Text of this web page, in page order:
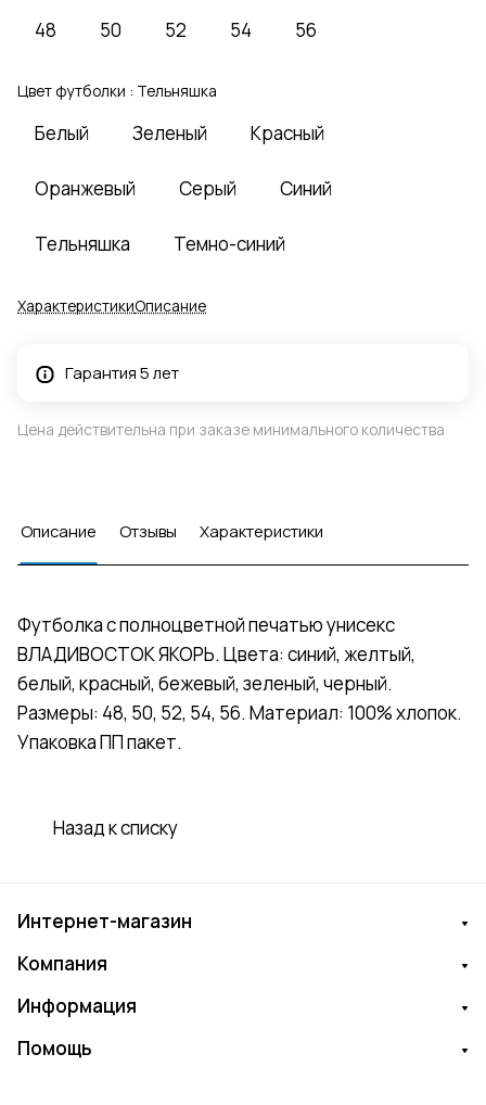
48 50 52 54 56
Цвет футболки : Тельняшка
Белый Зеленый Красный
Оранжевый Серый Синий
Тельняшка Темно-синий
ХарактеристикиОписание
Гарантия 5 лет
Цена действительна при заказе минимального количества
Описание Отзывы Характеристики
Футболка с полноцветной печатью унисекс
ВЛАДИВОСТОК ЯКОРЬ. Цвета: синий, желтый,
белый, красный, бежевый, зеленый, черный.
Размеры: 48, 50, 52, 54, 56. Материал: 100% хлопок.
Упаковка ПП пакет.
Назад к списку
Интернет-магазин
Компания
Информация
Помощь